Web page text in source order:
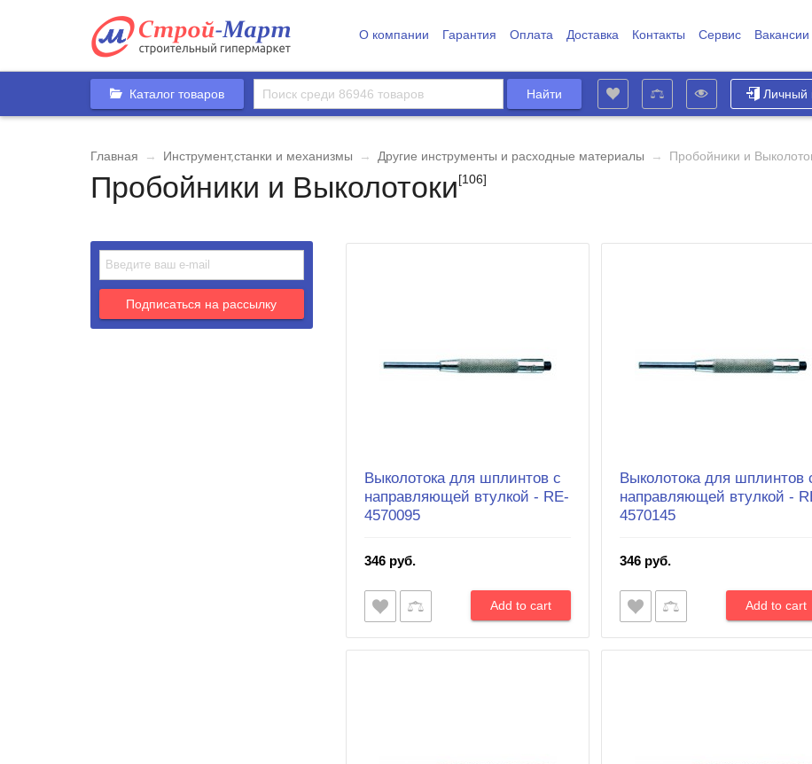
О компании Гарантия Оплата Доставка Контакты Сервис Вакансии
Каталог товаров Личный
Главная → Инструмент,станки и механизмы → Другие инструменты и расходные материалы → Пробойники и
Пробойники и Выколотоки[106]
Выколотока для шплинтов с
направляющей втулкой - RE-
4570095
346 руб.
Выколотока для шплинтов
направляющей втулкой -
4570145
346 руб.